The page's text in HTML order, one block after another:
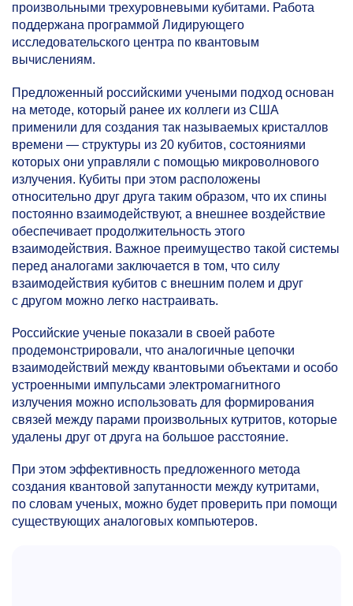
произвольными трехуровневыми кубитами. Работа
поддержана программой Лидирующего
исследовательского центра по квантовым
вычислениям.
Предложенный российскими учеными подход основан
на методе, который ранее их коллеги из США
применили для создания так называемых кристаллов
времени — структуры из 20 кубитов, состояниями
которых они управляли с помощью микроволнового
излучения. Кубиты при этом расположены
относительно друг друга таким образом, что их спины
постоянно взаимодействуют, а внешнее воздействие
обеспечивает продолжительность этого
взаимодействия. Важное преимущество такой системы
перед аналогами заключается в том, что силу
взаимодействия кубитов с внешним полем и друг
с другом можно легко настраивать.
Российские ученые показали в своей работе
продемонстрировали, что аналогичные цепочки
взаимодействий между квантовыми объектами и особо
устроенными импульсами электромагнитного
излучения можно использовать для формирования
связей между парами произвольных кутритов, которые
удалены друг от друга на большое расстояние.
При этом эффективность предложенного метода
создания квантовой запутанности между кутритами,
по словам ученых, можно будет проверить при помощи
существующих аналоговых компьютеров.